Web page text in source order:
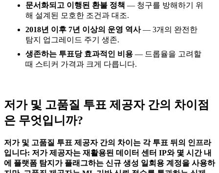
문서화되고 이행된 환불 정책 — 청구를 방해하기 위
해 설계된 모호한 조건과 대조.
2018년 이후 7년 이상의 운영 역사— 3개의 완전한
탐지 업그레이드 주기 생존.
생존하는 투표당 효과적인 비용 — 드롭율을 고려할
때 스티커 가격과 크게 다릅니다.
저가 및 고품질 투표 제공자 간의 차이점
은 무엇입니까?
저가 및 고품질 투표 제공자 간의 차이는 각 투표 뒤의 인프라
입니다: 저가 제공자는 재활용된 데이터 센터 IP와 몇 시간 내
에 플랫폼 탐지가 플래그하는 신규 생성 일회용 계정을 사용하